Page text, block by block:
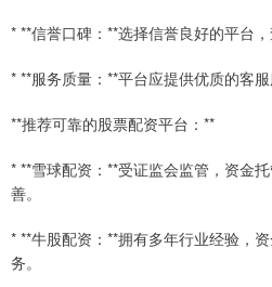
* **信誉口碑：**选择信誉良好的平台
* **服务质量：**平台应提供优质的客
**推荐可靠的股票配资平台：**
* **雪球配资：**受证监会监管，资金
善。
* **牛股配资：**拥有多年行业经验，
务。